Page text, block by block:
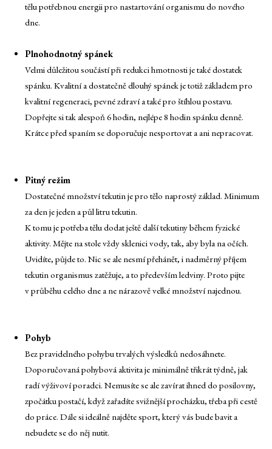
tělu potřebnou energii pro nastartování organismu do nového
dne.
Plnohodnotný spánek
Velmi důležitou součástí při redukci hmotnosti je také dostatek
spánku. Kvalitní a dostatečně dlouhý spánek je totiž základem pro
kvalitní regeneraci, pevné zdraví a také pro štíhlou postavu.
Dopřejte si tak alespoň 6 hodin, nejlépe 8 hodin spánku denně.
Krátce před spaním se doporučuje nesportovat a ani nepracovat.
Pitný režim
Dostatečné množství tekutin je pro tělo naprostý základ. Minimum
za den je jeden a půl litru tekutin.
K tomu je potřeba tělu dodat ještě další tekutiny během fyzické
aktivity. Mějte na stole vždy sklenici vody, tak, aby byla na očích.
Uvidíte, půjde to. Nic se ale nesmí přehánět, i nadměrný příjem
tekutin organismus zatěžuje, a to především ledviny. Proto pijte
v průběhu celého dne a ne nárazově velké množství najednou.
Pohyb
Bez pravidelného pohybu trvalých výsledků nedosáhnete.
Doporučovaná pohybová aktivita je minimálně třikrát týdně, jak
radí výživoví poradci. Nemusíte se ale zavírat ihned do posilovny,
zpočátku postačí, když zařadíte svižnější procházku, třeba při cestě
do práce. Dále si ideálně najděte sport, který vás bude bavit a
nebudete se do něj nutit.